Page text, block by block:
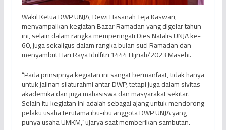
Wakil Ketua DWP UNJA, Dewi Hasanah Teja Kaswari,
menyampaikan kegiatan Bazar Ramadan yang digelar tahun
ini, selain dalam rangka memperingati Dies Natalis UNJA ke-
60, juga sekaligus dalam rangka bulan suci Ramadan dan
menyambut Hari Raya Idulfitri 1444 Hijriah/2023 Masehi.
“Pada prinsipnya kegiatan ini sangat bermanfaat, tidak hanya
untuk jalinan silaturahmi antar DWP, tetapi juga dalam sivitas
akademika dan juga mahasiswa dan masyarakat sekitar.
Selain itu kegiatan ini adalah sebagai ajang untuk mendorong
pelaku usaha terutama ibu-ibu anggota DWP UNJA yang
punya usaha UMKM,” ujarya saat memberikan sambutan.